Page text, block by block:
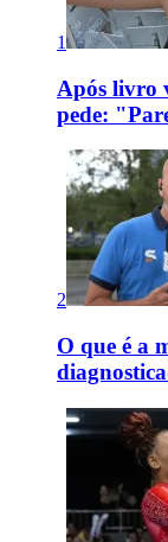
1
Após livro
pede:
2
O que é a